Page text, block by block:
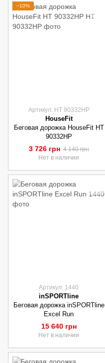
−10%
Артикул: HT 90332HP
HouseFit
Беговая дорожка HouseFit HT
90332HP
3 726 грн 4 140 грн
Нет в наличии
Артикул: 1440
inSPORTline
Беговая дорожка inSPORTline
Excel Run
15 640 грн
Нет в наличии